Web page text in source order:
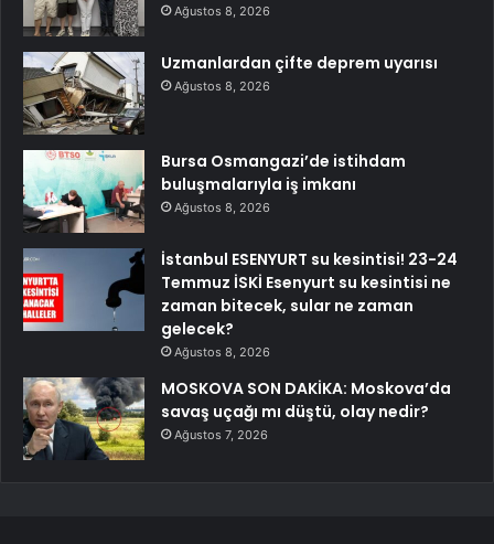
Ağustos 8, 2026
Uzmanlardan çifte deprem uyarısı
Ağustos 8, 2026
Bursa Osmangazi’de istihdam
buluşmalarıyla iş imkanı
Ağustos 8, 2026
İstanbul ESENYURT su kesintisi! 23-24
Temmuz İSKİ Esenyurt su kesintisi ne
zaman bitecek, sular ne zaman
gelecek?
Ağustos 8, 2026
MOSKOVA SON DAKİKA: Moskova’da
savaş uçağı mı düştü, olay nedir?
Ağustos 7, 2026